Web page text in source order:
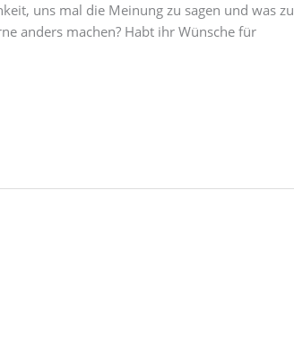
uns mal die Meinung zu sagen und was zu
anders machen? Habt ihr Wünsche für